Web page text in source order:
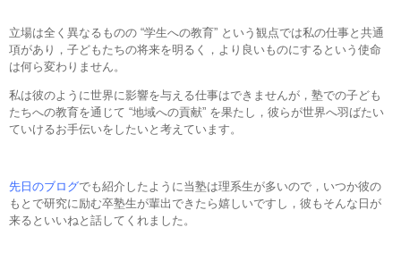
立場は全く異なるものの “学生への教育” という観点では私の仕事と共通
項があり，子どもたちの将来を明るく，より良いものにするという使命
は何ら変わりません。
私は彼のように世界に影響を与える仕事はできませんが，塾での子ども
たちへの教育を通じて “地域への貢献” を果たし，彼らが世界へ羽ばたい
ていけるお手伝いをしたいと考えています。
先日のブログでも紹介したように当塾は理系生が多いので，いつか彼の
もとで研究に励む卒塾生が輩出できたら嬉しいですし，彼もそんな日が
来るといいねと話してくれました。